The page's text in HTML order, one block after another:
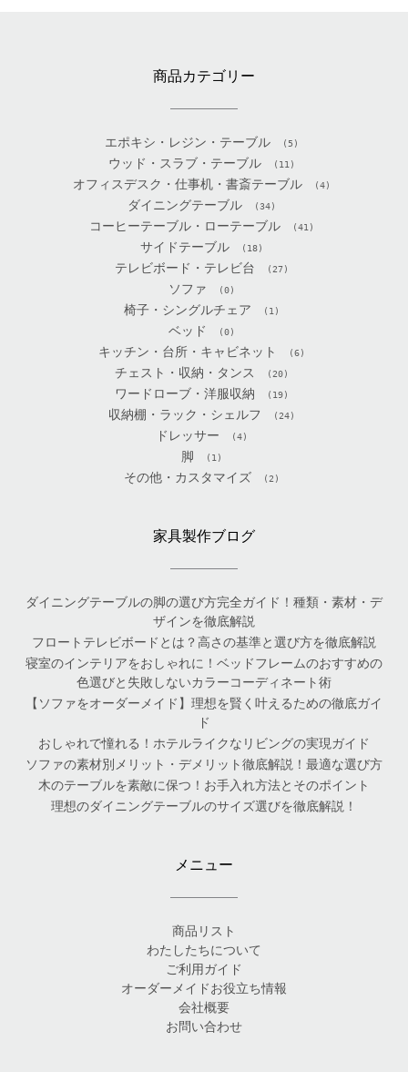
商品カテゴリー
エポキシ・レジン・テーブル (5)
ウッド・スラブ・テーブル (11)
オフィスデスク・仕事机・書斎テーブル (4)
ダイニングテーブル (34)
コーヒーテーブル・ローテーブル (41)
サイドテーブル (18)
テレビボード・テレビ台 (27)
ソファ (0)
椅子・シングルチェア (1)
ベッド (0)
キッチン・台所・キャビネット (6)
チェスト・収納・タンス (20)
ワードローブ・洋服収納 (19)
収納棚・ラック・シェルフ (24)
ドレッサー (4)
脚 (1)
その他・カスタマイズ (2)
家具製作ブログ
ダイニングテーブルの脚の選び方完全ガイド！種類・素材・デ
ザインを徹底解説
フロートテレビボードとは？高さの基準と選び方を徹底解説
寝室のインテリアをおしゃれに！ベッドフレームのおすすめの
色選びと失敗しないカラーコーディネート術
【ソファをオーダーメイド】理想を賢く叶えるための徹底ガイ
ド
おしゃれで憧れる！ホテルライクなリビングの実現ガイド
ソファの素材別メリット・デメリット徹底解説！最適な選び方
木のテーブルを素敵に保つ！お手入れ方法とそのポイント
理想のダイニングテーブルのサイズ選びを徹底解説！
メニュー
商品リスト
わたしたちについて
ご利用ガイド
オーダーメイドお役立ち情報
会社概要
お問い合わせ